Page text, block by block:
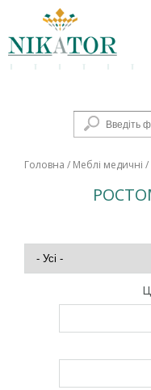
Головна / Меблі медичні /